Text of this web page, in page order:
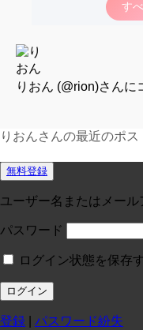
コースに入る
投稿:0 画
コースに入る
す
りおん (@rion)さんに
りおんさんの最近のポ
無料登録
ユーザー名またはメール
パスワード
ログイン状態を保存
登録
パスワード紛失